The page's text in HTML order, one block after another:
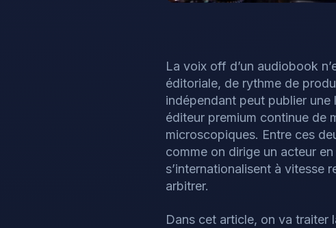
La voix off d’un audiobook
éditoriale, de rythme de
indépendant peut publier une
éditeur premium continue de
microscopiques. Entre ces
comme on dirige un acteur
s’internationalisent à
arbitrer.
Dans cet article, on va traiter